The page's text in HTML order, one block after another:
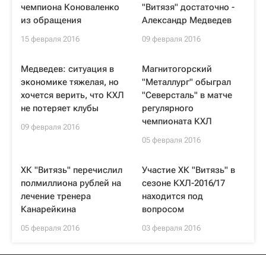
чемпиона Коноваленко
из обращения
15 февраля 2016
"Витязя" достаточно -
Александр Медведев
09 февраля 2016
Медведев: ситуация в
экономике тяжелая, но
хочется верить, что КХЛ
не потеряет клубы
09 февраля 2016
Магнитогорский
"Металлург" обыграл
"Северсталь" в матче
регулярного
чемпионата КХЛ
05 февраля 2016
ХК "Витязь" перечислил
полмиллиона рублей на
лечение тренера
Канарейкина
05 февраля 2016
Участие ХК "Витязь" в
сезоне КХЛ-2016/17
находится под
вопросом
03 февраля 2016